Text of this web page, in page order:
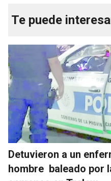
Te puede
Detuvieron a un
hombre baleado por